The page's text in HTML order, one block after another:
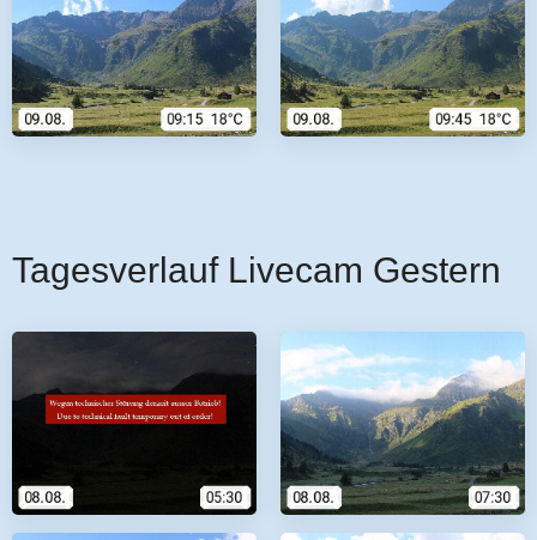
Tagesverlauf Livecam Gestern